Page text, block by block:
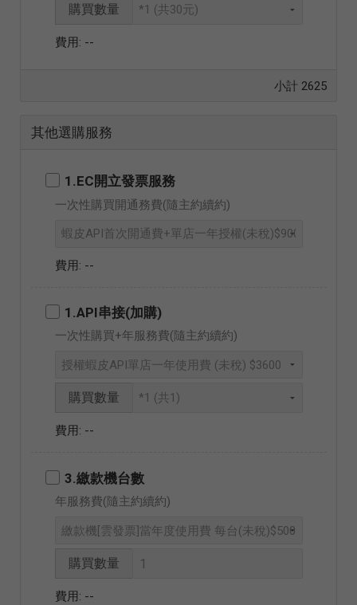
購買數量
--
小計 2625
其他選購服務
1.EC開立發票服務
一次性購買開通務費(隨主約續約)
--
1.API串接(加購)
一次性購買+年服務費(隨主約續約)
購買數量
--
3.繳款機台數
年服務費(隨主約續約)
購買數量
--